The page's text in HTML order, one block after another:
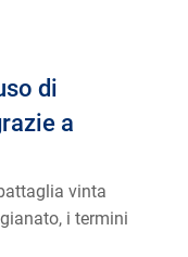
di
a
vinta
i termini